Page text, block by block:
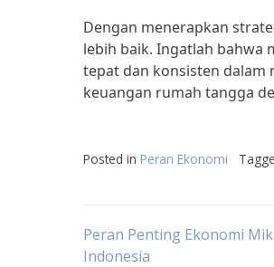
Dengan menerapkan
lebih baik. Ingatlah bahwa
tepat dan konsisten dalam
keuangan rumah tangga
Posted in Peran Ekonomi
Post
Peran Penting Ekonomi
Indonesia